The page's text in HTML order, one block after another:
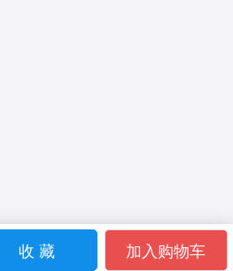
收 藏 加入购物车